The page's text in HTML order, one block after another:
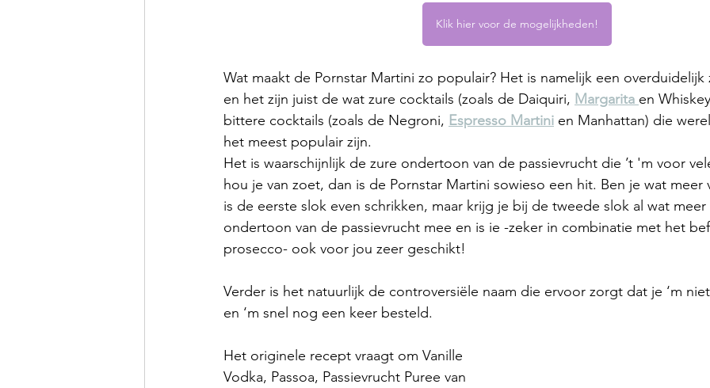
Klik hier voor de mogelijkheden!
Wat maakt de Pornstar Martini zo populair? Het is namelijk een
en het zijn juist de wat zure cocktails (zoals de Daiquiri, Margarita en
bittere cocktails (zoals de Negroni, Espresso Martini en Manhattan) die
het meest populair zijn.
Het is waarschijnlijk de zure ondertoon van de passievrucht die ’t 'm voor
hou je van zoet, dan is de Pornstar Martini sowieso een hit. Ben je wat meer
is de eerste slok even schrikken, maar krijg je bij de tweede slok al wat meer
ondertoon van de passievrucht mee en is ie -zeker in combinatie met het
prosecco- ook voor jou zeer geschikt!
Verder is het natuurlijk de controversiële naam die ervoor zorgt dat je ‘m
en ‘m snel nog een keer besteld.
Het originele recept vraagt om Vanille
Vodka, Passoa, Passievrucht Puree van